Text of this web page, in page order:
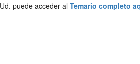
Ud. puede acceder al Temario completo